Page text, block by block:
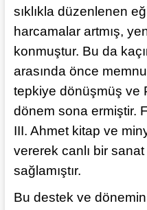
sıklıkla düzenlenen
harcamalar artmış,
konmuştur. Bu da
arasında önce
tepkiye dönüşmüş ve
dönem sona ermiştir.
III. Ahmet kitap ve
vererek canlı bir sanat
sağlamıştır.
Bu destek ve